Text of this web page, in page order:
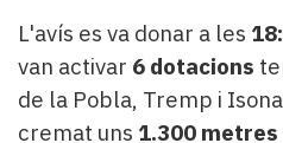
L'avís es va donar a les
van activar 6 dotacions
de la Pobla, Tremp i
cremat uns 1.300